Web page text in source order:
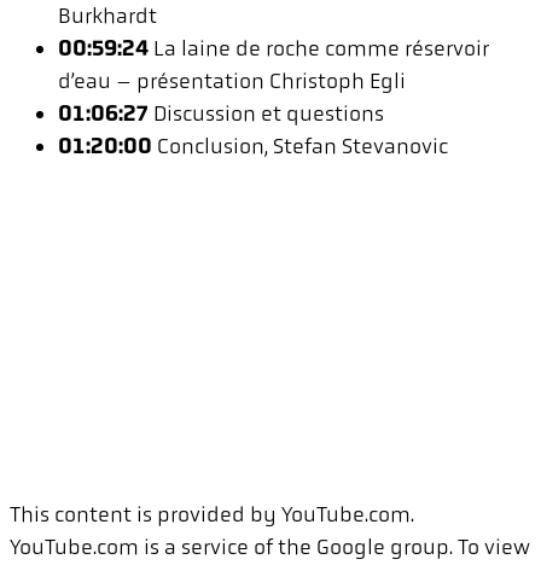
Burkhardt
00:59:24 La laine de roche comme réservoir
d’eau – présentation Christoph Egli
01:06:27 Discussion et questions
01:20:00 Conclusion, Stefan Stevanovic
This content is provided by YouTube.com.
YouTube.com is a service of the Google group. To view